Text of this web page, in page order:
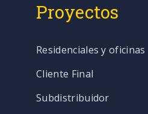
Proyectos
Residenciales y oficinas
Cliente Final
Subdistribuidor